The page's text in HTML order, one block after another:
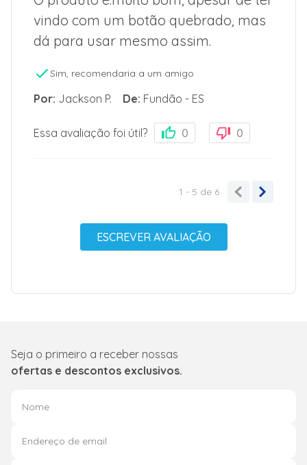
vindo com um botão quebrado, mas
dá para usar mesmo assim.
Sim, recomendaria a um amigo
Por: Jackson P. De: Fundão - ES
Essa avaliação foi útil? 0 0
1 - 5 de 6
ESCREVER AVALIAÇÃO
Seja o primeiro a receber nossas
ofertas e descontos exclusivos.